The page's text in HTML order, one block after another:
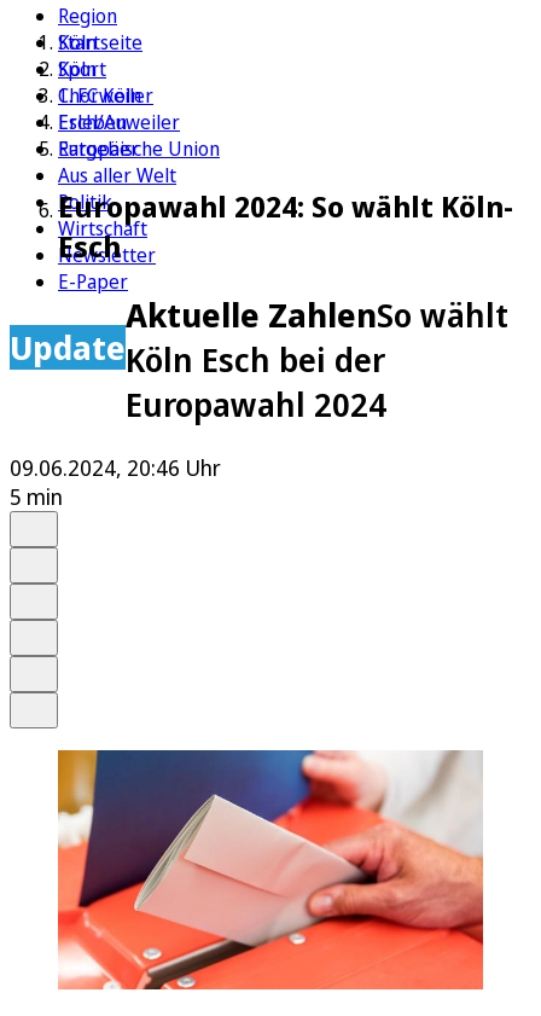
Region
Köln
Sport
1. FC Köln
Erleben
Ratgeber
Aus aller Welt
Politik
Wirtschaft
Newsletter
E-Paper
Startseite
Köln
Chorweiler
Esch/Auweiler
Europäische Union
Europawahl 2024: So wählt Köln-
Esch
Update
Aktuelle ZahlenSo wählt
Köln Esch bei der
Europawahl 2024
09.06.2024, 20:46 Uhr
5 min